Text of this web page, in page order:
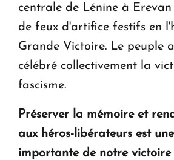
centrale de Lénine à
de feux d'artifice festifs en
Grande Victoire. Le peuple
célébré collectivement la
fascisme.
Préserver la mémoire et
aux héros-libérateurs est
importante de notre victoire